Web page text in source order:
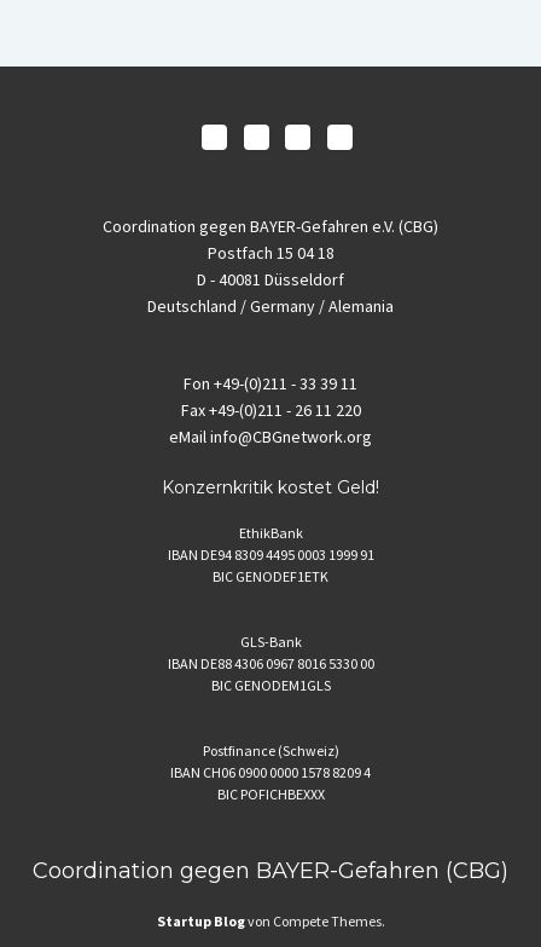
Coordination gegen BAYER-Gefahren e.V. (CBG)
Postfach 15 04 18
D - 40081 Düsseldorf
Deutschland / Germany / Alemania
Fon +49-(0)211 - 33 39 11
Fax+49-(0)211 - 26 11 220
eMailinfo@CBGnetwork.org
Konzernkritik kostet Geld!
EthikBank
IBAN DE94 8309 4495 0003 1999 91
BIC GENODEF1ETK
GLS-Bank
IBAN DE88 4306 0967 8016 5330 00
BIC GENODEM1GLS
Postfinance (Schweiz)
IBAN CH06 0900 0000 1578 8209 4
BIC POFICHBEXXX
Coordination gegen BAYER-Gefahren (CBG)
Startup Blogvon Compete Themes.